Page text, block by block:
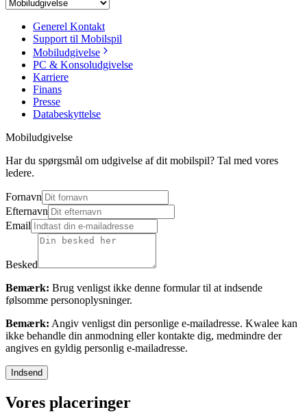
Generel Kontakt
Support til Mobilspil
Mobiludgivelse
PC & Konsoludgivelse
Karriere
Finans
Presse
Databeskyttelse
Mobiludgivelse
Har du spørgsmål om udgivelse af dit mobilspil? Tal med vores
ledere.
Fornavn
Efternavn
Email
Besked
Bemærk: Brug venligst ikke denne formular til at indsende
følsomme personoplysninger.
Bemærk: Angiv venligst din personlige e-mailadresse. Kwalee kan
ikke behandle din anmodning eller kontakte dig, medmindre der
angives en gyldig personlig e-mailadresse.
Indsend
Vores placeringer